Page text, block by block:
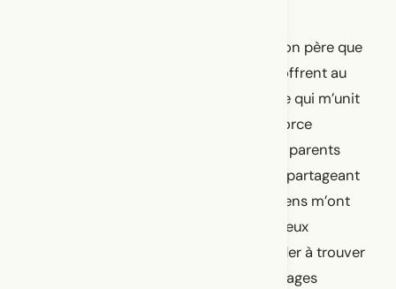
Dans ce solo, les images filmées par mon père que
l’on devine par la présence de sa voix offrent au
public un accès privilégié au lien unique qui m’unit
à lui et à ma mère, tout en révélant la force
singulière de l’amour que de nombreux parents
immigrants portent à leurs enfants. En partageant
leur attachement à Madagascar, les miens m’ont
transmis les outils nécessaires pour mieux
comprendre d’où je viens et ainsi m’aider à trouver
ma place dans le monde. Quant aux images